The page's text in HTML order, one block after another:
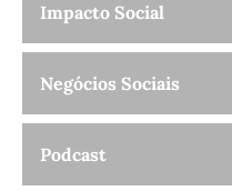
Impacto Social
Negócios Sociais
Podcast